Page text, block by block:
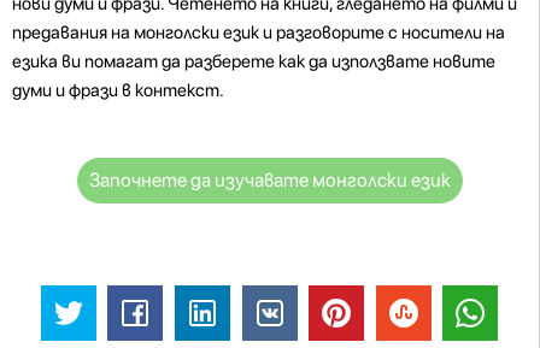
предавания на монголски език и разговорите с носители на
езика ви помагат да разберете как да използвате новите
думи и фрази в контекст.
Започнете да изучавате монголски език